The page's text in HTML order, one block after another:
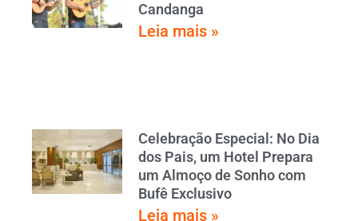
Candanga
Leia mais »
Celebração Especial: No Dia
dos Pais, um Hotel Prepara
um Almoço de Sonho com
Bufê Exclusivo
Leia mais »